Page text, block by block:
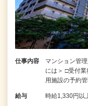
仕事内容
マンション管
には＞ □受付
用施設の予約
給与 時給1,330円以